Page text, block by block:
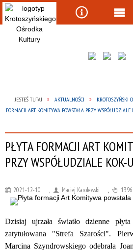
JESTEŚ TUTAJ AKTUALNOŚCI KROTOSZYŃSKI
FORMACJI ART KOMITYWA POWSTAŁA PRZY WSPÓŁUDZIALE
PŁYTA FORMACJI ART
PRZY WSPÓŁUDZIALE KOK-U
2021-12-10 Maciej Karolewski 1396
Dzisiaj ujrzała światło dzienne
zatytułowana "Strefa Szarości".
Marcina Szyndrowskiego odebrała
Wyszukiwarka
Narzędzia